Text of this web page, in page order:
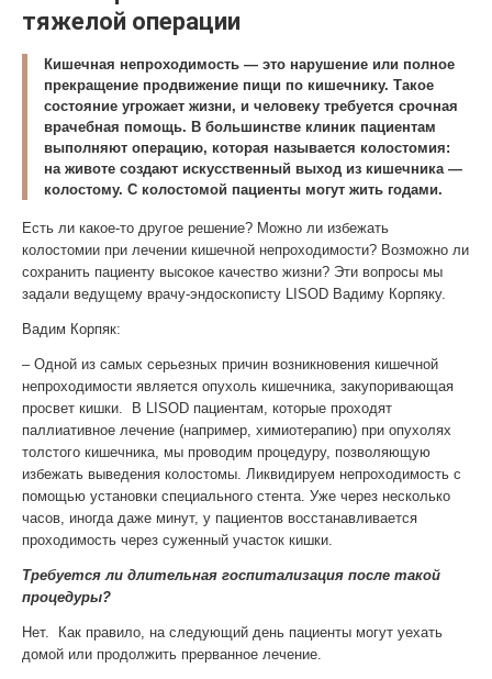
тяжелой операции
Кишечная непроходимость — это нарушение или полное
прекращение продвижение пищи по кишечнику. Такое
состояние угрожает жизни, и человеку требуется срочная
врачебная помощь. В большинстве клиник пациентам
выполняют операцию, которая называется колостомия:
на животе создают искусственный выход из кишечника —
колостому. С колостомой пациенты могут жить годами.
Есть ли какое-то другое решение? Можно ли избежать
колостомии при лечении кишечной непроходимости? Возможно ли
сохранить пациенту высокое качество жизни? Эти вопросы мы
задали ведущему врачу-эндоскописту LISOD Вадиму Корпяку.
Вадим Корпяк:
– Одной из самых серьезных причин возникновения кишечной
непроходимости является опухоль кишечника, закупоривающая
просвет кишки. В LISOD пациентам, которые проходят
паллиативное лечение (например, химиотерапию) при опухолях
толстого кишечника, мы проводим процедуру, позволяющую
избежать выведения колостомы. Ликвидируем непроходимость с
помощью установки специального стента. Уже через несколько
часов, иногда даже минут, у пациентов восстанавливается
проходимость через суженный участок кишки.
Требуется ли длительная госпитализация после такой
процедуры?
Нет. Как правило, на следующий день пациенты могут уехать
домой или продолжить прерванное лечение.